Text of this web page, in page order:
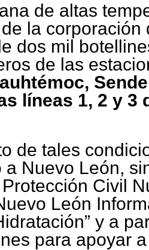
de altas
la corporación
dos mil
de las
líneas 1, 2 y 3
de tales
Nuevo León,
Civil
León
y a
para apoyar